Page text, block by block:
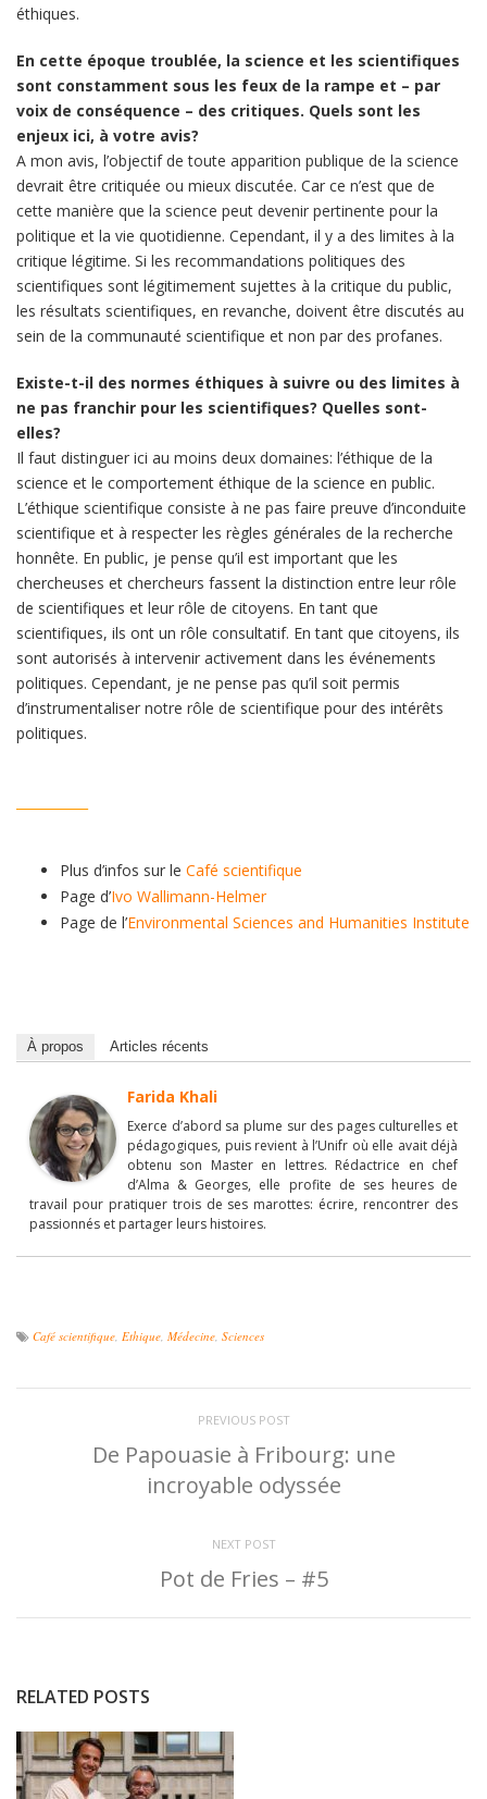
éthiques.
En cette époque troublée, la science et les scientifiques
sont constamment sous les feux de la rampe et – par
voix de conséquence – des critiques. Quels sont les
enjeux ici, à votre avis?
A mon avis, l’objectif de toute apparition publique de la science
devrait être critiquée ou mieux discutée. Car ce n’est que de
cette manière que la science peut devenir pertinente pour la
politique et la vie quotidienne. Cependant, il y a des limites à la
critique légitime. Si les recommandations politiques des
scientifiques sont légitimement sujettes à la critique du public,
les résultats scientifiques, en revanche, doivent être discutés au
sein de la communauté scientifique et non par des profanes.
Existe-t-il des normes éthiques à suivre ou des limites à
ne pas franchir pour les scientifiques? Quelles sont-
elles?
Il faut distinguer ici au moins deux domaines: l’éthique de la
science et le comportement éthique de la science en public.
L’éthique scientifique consiste à ne pas faire preuve d’inconduite
scientifique et à respecter les règles générales de la recherche
honnête. En public, je pense qu’il est important que les
chercheuses et chercheurs fassent la distinction entre leur rôle
de scientifiques et leur rôle de citoyens. En tant que
scientifiques, ils ont un rôle consultatif. En tant que citoyens, ils
sont autorisés à intervenir activement dans les événements
politiques. Cependant, je ne pense pas qu’il soit permis
d’instrumentaliser notre rôle de scientifique pour des intérêts
politiques.
Plus d’infos sur le Café scientifique
Page d’Ivo Wallimann-Helmer
Page de l’Environmental Sciences and Humanities Institute
À propos Articles récents
Farida Khali
Exerce d’abord sa plume sur des pages culturelles et
pédagogiques, puis revient à l’Unifr où elle avait déjà
obtenu son Master en lettres. Rédactrice en chef
d’Alma & Georges, elle profite de ses heures de
travail pour pratiquer trois de ses marottes: écrire, rencontrer des
passionnés et partager leurs histoires.
Café scientifique Ethique Médecine Sciences
PREVIOUS POST
De Papouasie à Fribourg: une
incroyable odyssée
NEXT POST
Pot de Fries – #5
RELATED POSTS